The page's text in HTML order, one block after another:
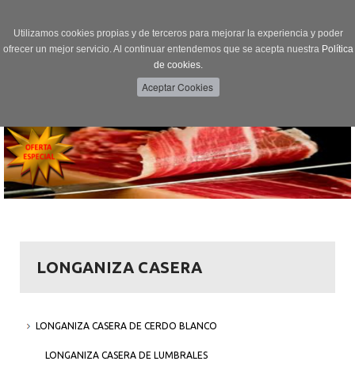
Utilizamos cookies propias y de terceros para mejorar la experiencia y poder
ofrecer un mejor servicio. Al continuar entendemos que se acepta nuestra Política
de cookies.
LONGANIZA CASERA
LONGANIZA CASERA DE CERDO BLANCO
LONGANIZA CASERA DE LUMBRALES